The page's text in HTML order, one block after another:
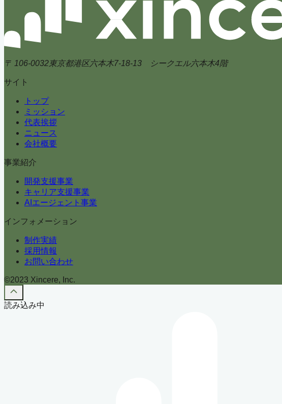
〒 106-0032東京都港区六本木7-18-13 シークエル六本木4階
サイト
トップ
ミッション
代表挨拶
ニュース
会社概要
事業紹介
開発支援事業
キャリア支援事業
AIエージェント事業
インフォメーション
制作実績
採用情報
お問い合わせ
©2023 Xincere, Inc.
読み込み中